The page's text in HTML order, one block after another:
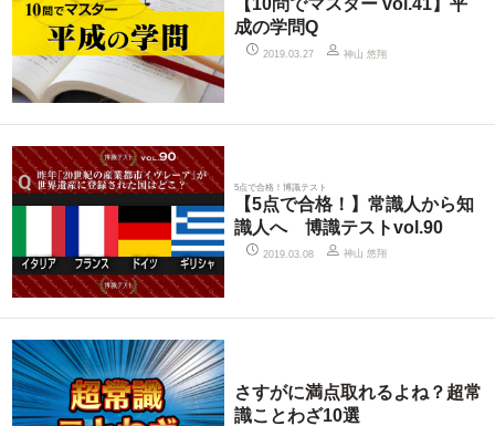
【10問でマスター vol.41】平
成の学問Q
2019.03.27 神山 悠翔
5点で合格！博識テスト
【5点で合格！】常識人から知
識人へ 博識テストvol.90
2019.03.08 神山 悠翔
さすがに満点取れるよね？超常
識ことわざ10選